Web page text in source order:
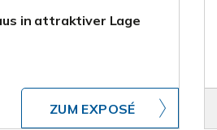
in attraktiver Lage
ZUM EXPOSÉ